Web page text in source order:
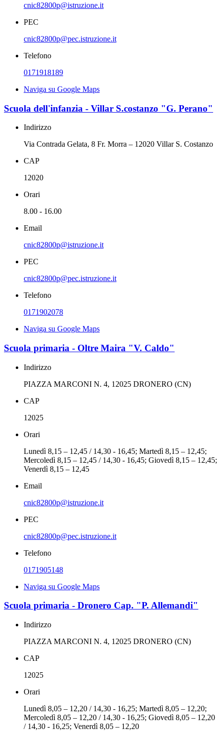
cnic82800p@istruzione.it
PEC
cnic82800p@pec.istruzione.it
Telefono
0171918189
Naviga su Google Maps
Scuola dell'infanzia - Villar S.costanzo "G. Perano"
Indirizzo
Via Contrada Gelata, 8 Fr. Morra – 12020 Villar S. Costanzo
CAP
12020
Orari
8.00 - 16.00
Email
cnic82800p@istruzione.it
PEC
cnic82800p@pec.istruzione.it
Telefono
0171902078
Naviga su Google Maps
Scuola primaria - Oltre Maira "V. Caldo"
Indirizzo
PIAZZA MARCONI N. 4, 12025 DRONERO (CN)
CAP
12025
Orari
Lunedì 8,15 – 12,45 / 14,30 - 16,45; Martedì 8,15 – 12,45;
Mercoledì 8,15 – 12,45 / 14,30 - 16,45; Giovedì 8,15 – 12,45;
Venerdì 8,15 – 12,45
Email
cnic82800p@istruzione.it
PEC
cnic82800p@pec.istruzione.it
Telefono
0171905148
Naviga su Google Maps
Scuola primaria - Dronero Cap. "P. Allemandi"
Indirizzo
PIAZZA MARCONI N. 4, 12025 DRONERO (CN)
CAP
12025
Orari
Lunedì 8,05 – 12,20 / 14,30 - 16,25; Martedì 8,05 – 12,20;
Mercoledì 8,05 – 12,20 / 14,30 - 16,25; Giovedì 8,05 – 12,20
/ 14,30 - 16,25; Venerdì 8,05 – 12,20